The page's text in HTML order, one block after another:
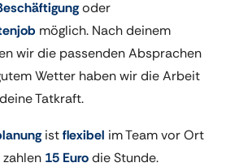
oder
möglich. Nach deinem
wir die passenden Absprachen
Wetter haben wir die Arbeit
Tatkraft.
istflexibel im Team vor Ort
15 Eurodie Stunde.